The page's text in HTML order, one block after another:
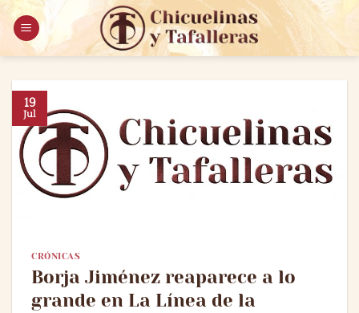
Saltar
contenido
19
Jul
CRÓNICAS
Borja Jiménez reaparece a lo
grande en La Línea de la